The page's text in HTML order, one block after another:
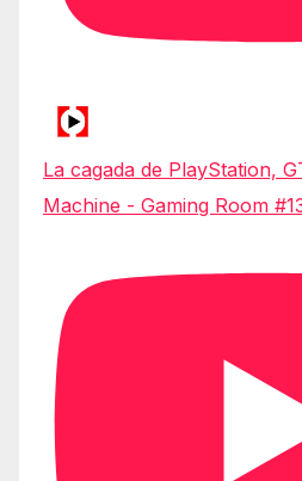
La cagada de PlayStation,
Machine - Gaming Room